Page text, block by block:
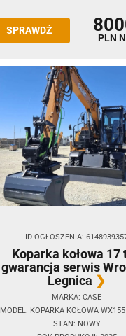
SPRAWDŹ
PLN
ID OGŁOSZENIA:
Koparka kołowa 17
gwarancja serwis
Legnica
MARKA: CASE
MODEL: KOPARKA KOŁOWA
STAN: NOWY